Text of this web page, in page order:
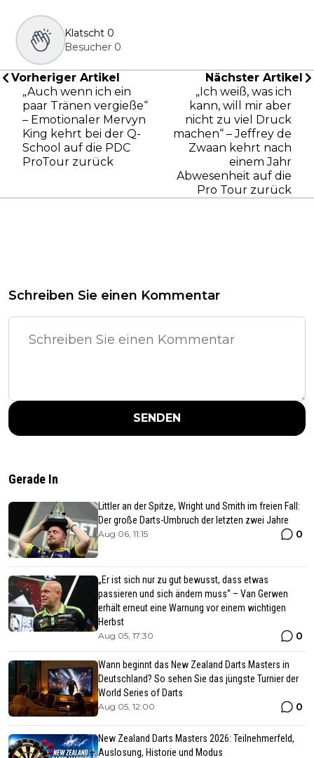
Klatscht 0
Besucher 0
Vorheriger Artikel
„Auch wenn ich ein
paar Tränen vergieße“
– Emotionaler Mervyn
King kehrt bei der Q-
School auf die PDC
ProTour zurück
Nächster Artikel
„Ich weiß, was ich
kann, will mir aber
nicht zu viel Druck
machen“ – Jeffrey de
Zwaan kehrt nach
einem Jahr
Abwesenheit auf die
Pro Tour zurück
Schreiben Sie einen Kommentar
SENDEN
Gerade In
Littler an der Spitze, Wright und Smith im freien Fall:
Der große Darts-Umbruch der letzten zwei Jahre
Aug 06, 11:15 0
„Er ist sich nur zu gut bewusst, dass etwas
passieren und sich ändern muss“ – Van Gerwen
erhält erneut eine Warnung vor einem wichtigen
Herbst
Aug 05, 17:30 0
Wann beginnt das New Zealand Darts Masters in
Deutschland? So sehen Sie das jüngste Turnier der
World Series of Darts
Aug 05, 12:00 0
New Zealand Darts Masters 2026: Teilnehmerfeld,
Auslosung, Historie und Modus